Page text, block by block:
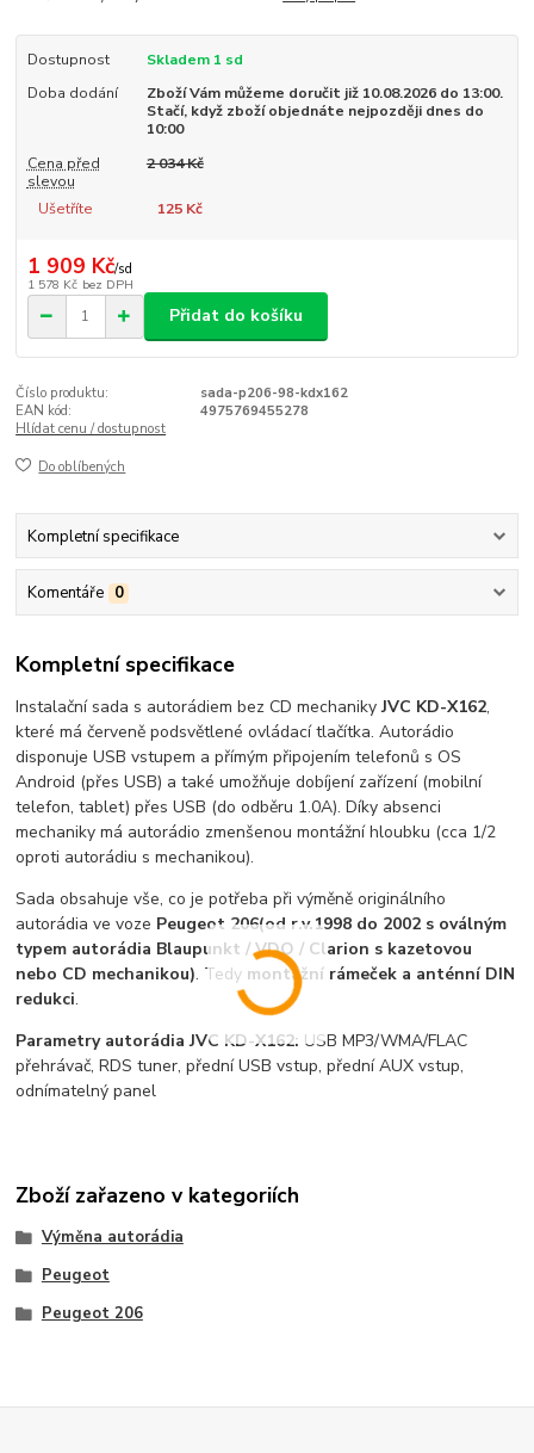
Dostupnost
Skladem 1 sd
Doba dodání
Zboží Vám můžeme doručit již 10.08.2026 do 13:00.
Stačí, když zboží objednáte nejpozději dnes do
10:00
Cena před
slevou
2 034 Kč
Ušetříte 125 Kč
1 909 Kč/sd
1 578 Kč bez DPH
Přidat do košíku
Číslo produktu:
sada-p206-98-kdx162
EAN kód:
4975769455278
Hlídat cenu / dostupnost
Do oblíbených
Kompletní specifikace
Komentáře 0
Kompletní specifikace
Instalační sada s autorádiem bez CD mechanikyJVC KD-X162,
které má červeně podsvětlené ovládací tlačítka. Autorádio
disponuje USB vstupem a přímým připojením telefonů s OS
Android (přes USB) a také umožňuje dobíjení zařízení (mobilní
telefon, tablet) přes USB (do odběru 1.0A). Díky absenci
mechaniky má autorádio zmenšenou montážní hloubku (cca 1/2
oproti autorádiu s mechanikou).
Sada obsahuje vše, co je potřeba při výměně originálního
autorádia ve voze Peugeot 206(od r.v.1998 do 2002 s oválným
typem autorádia Blaupunkt / VDO / Clarion s kazetovou
nebo CD mechanikou). Tedy montážní rámeček a anténní DIN
redukci.
Parametry autorádia JVC KD-X162: USB MP3/WMA/FLAC
přehrávač, RDS tuner, přední USB vstup, přední AUX vstup,
odnímatelný panel
Zboží zařazeno v kategoriích
Výměna autorádia
Peugeot
Peugeot 206